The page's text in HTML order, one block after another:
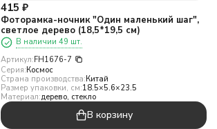
415 ₽
Фоторамка-ночник "Один маленький шаг",
светлое дерево (18,5*19,5 см)
В наличии 49 шт.
Артикул:FH1676-7
Серия:Космос
Страна производства:Китай
Размер упаковки, см:18.5×5.6×23.5
Материал:дерево, стекло
В корзину